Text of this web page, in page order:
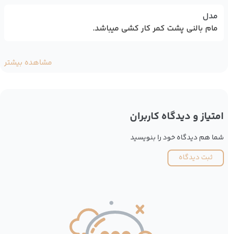
مدل
مام بالنی پشت کمر کار کشی میباشد.
مشاهده بیشتر
امتیاز و دیدگاه کاربران
شما هم دیدگاه خود را بنویسید
ثبت دیدگاه